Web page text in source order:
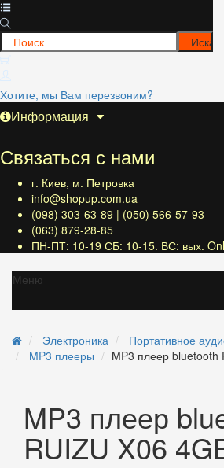
Хотите, мы Вам перезвоним?
Информация
Связаться с нами
г. Киев, м. Петровка
info@shopup.com.ua
(098) 303-63-89 | (050) 566-57-93
(063) 879-28-85
ПН-ПТ: 10-19 СБ: 10-15. ВС: вых.
Меню
Электроника
Портативное
MP3 плееры
MP3 плеер bluetooth
MP3 плеер
RUIZU X06